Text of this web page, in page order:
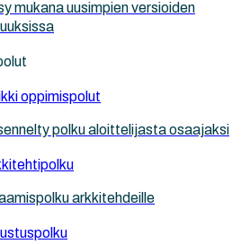
mukana uusimpien versioiden
oppimispolut
polku aloittelijasta osaajaksi
arkkitehdeille